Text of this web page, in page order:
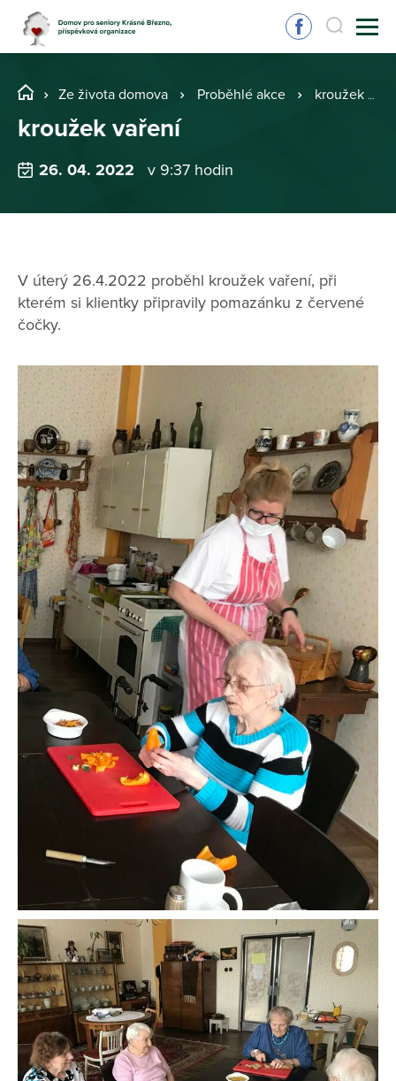
Ze života domova Proběhlé akce kroužek vaření
kroužek vaření
26. 04. 2022 v 9:37 hodin
V úterý 26.4.2022 proběhl kroužek vaření, při
kterém si klientky připravily pomazánku z červené
čočky.